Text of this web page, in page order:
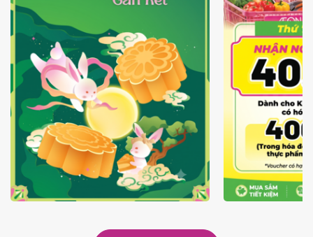
TRAO TẾT TRĂNG TRÒN GẮN
GIÁ LUÔN